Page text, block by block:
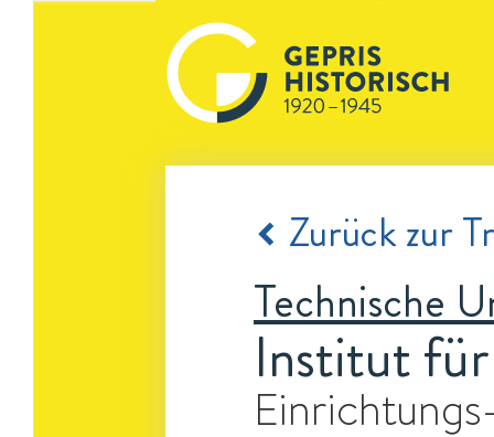
Zurück zur
Technische
Institut